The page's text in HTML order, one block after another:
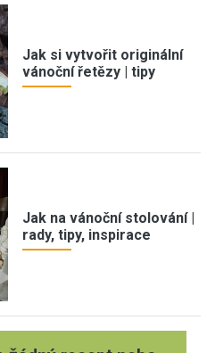
Jak si vytvořit originální
vánoční řetězy | tipy
Jak na vánoční stolování |
rady, tipy, inspirace